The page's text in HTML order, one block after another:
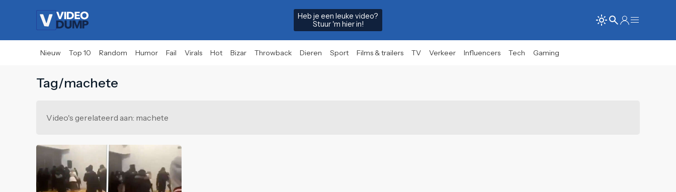
Heb je een leuke video?
Stuur 'm hier in!
Nieuw Top 10 Random Humor Fail Virals Hot Bizar Throwback Dieren Sport Films & trailers TV Verkeer Influencers Tech Gaming
Tag/machete
Video's gerelateerd aan: machete